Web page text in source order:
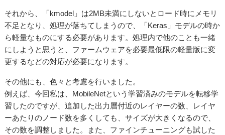
それから、「kmodel」は2MB未満にしないとロード時にメモリ
不足となり、処理が落ちてしまうので、
「Keras」モデルの時か
ら軽量な ものにする必要があります。処理内で他のことも一緒
にしようと思うと、 ファームウェアを必要最低限の軽量版に変
更するなどの対応が必要になります。
その他にも、色々と考慮を行いました。
例えば、今回私は、MobileNetという学習済みのモデルを転移学
習したのですが、追加した出力層付近のレイヤーの数、レイヤ
ーあたりのノード数を多くしても、サイズが大きくなるので、
その数を調整しました。また、ファインチューニングも試した